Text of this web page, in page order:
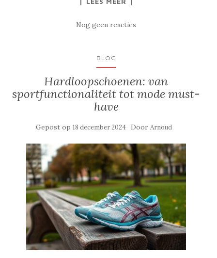
Nog geen reacties
BLOG
Hardloopschoenen: van
sportfunctionaliteit tot mode must-
have
Gepost op 18 december 2024 Door Arnoud